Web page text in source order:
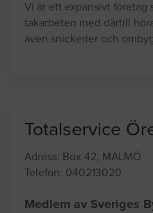
Vi är ett expansivt företag
takarbeten med därtill
även snickerier och
Totalservice
Adress: Box 42, MALMÖ
Telefon: 040213020
Medlem av Sveriges